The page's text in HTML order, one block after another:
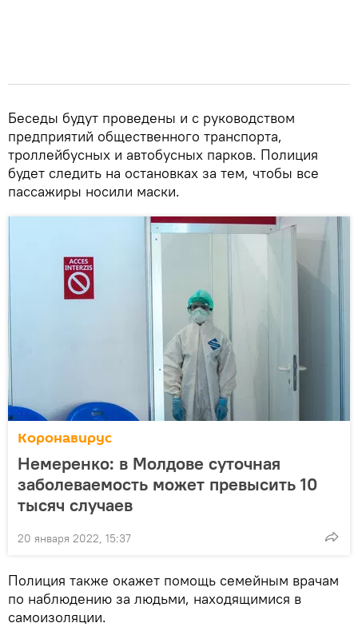
Беседы будут проведены и с руководством
предприятий общественного транспорта,
троллейбусных и автобусных парков. Полиция
будет следить на остановках за тем, чтобы все
пассажиры носили маски.
Коронавирус
Немеренко: в Молдове суточная
заболеваемость может превысить 10
тысяч случаев
20 января 2022, 15:37
Полиция также окажет помощь семейным врачам
по наблюдению за людьми, находящимися в
самоизоляции.